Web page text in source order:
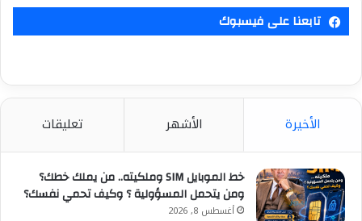
تابعنا على فيسبوك
الأخيرة الأشهر تعليقات
خط الموبايل SIM وملكيته.. من يملك خطك؟
ومن يتحمل المسؤولية ؟ وكيف تحمي نفسك؟
أغسطس 8, 2026